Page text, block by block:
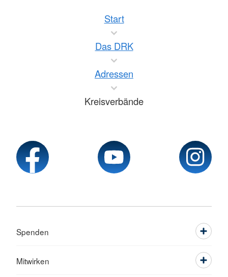
Start
Das DRK
Adressen
Kreisverbände
Spenden
Mitwirken